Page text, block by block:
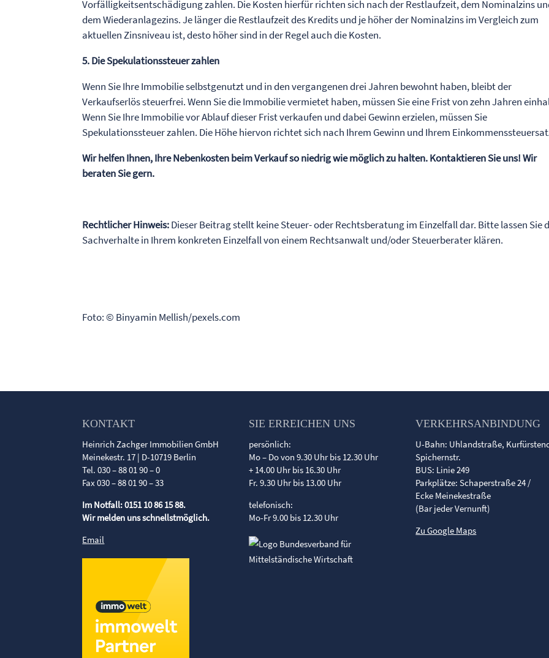
Vorfälligkeitsentschädigung zahlen. Die Kosten hierfür richten sich nach der Restlaufzeit, dem Nominalzins
dem Wiederanlagezins. Je länger die Restlaufzeit des Kredits und je höher der Nominalzins im Vergleich zum
aktuellen Zinsniveau ist, desto höher sind in der Regel auch die Kosten.
5. Die Spekulationssteuer zahlen
Wenn Sie Ihre Immobilie selbstgenutzt und in den vergangenen drei Jahren bewohnt haben, bleibt der
Verkaufserlös steuerfrei. Wenn Sie die Immobilie vermietet haben, müssen Sie eine Frist von zehn Jahren
Wenn Sie Ihre Immobilie vor Ablauf dieser Frist verkaufen und dabei Gewinn erzielen, müssen Sie
Spekulationssteuer zahlen. Die Höhe hiervon richtet sich nach Ihrem Gewinn und Ihrem
Wir helfen Ihnen, Ihre Nebenkosten beim Verkauf so niedrig wie möglich zu halten. Kontaktieren Sie uns! Wir
beraten Sie gern.
Rechtlicher Hinweis:Dieser Beitrag stellt keine Steuer- oder Rechtsberatung im Einzelfall dar. Bitte lassen Sie
Sachverhalte in Ihrem konkreten Einzelfall von einem Rechtsanwalt und/oder Steuerberater klären.
Foto: © Binyamin Mellish/pexels.com
KONTAKT
Heinrich Zachger Immobilien GmbH
Meinekestr. 17 | D-10719 Berlin
Tel. 030 – 88 01 90 – 0
Fax 030 – 88 01 90 – 33
Im Notfall: 0151 10 86 15 88.
Wir melden uns schnellstmöglich.
Email
SIE ERREICHEN UNS
persönlich:
Mo – Do von 9.30 Uhr bis 12.30 Uhr
+ 14.00 Uhr bis 16.30 Uhr
Fr. 9.30 Uhr bis 13.00 Uhr
telefonisch:
Mo-Fr 9.00 bis 12.30 Uhr
VERKEHRSANBINDUNG
U-Bahn: Uhlandstraße,
Spichernstr.
BUS: Linie 249
Parkplätze: Schaperstraße 24 /
Ecke Meinekestraße
(Bar jeder Vernunft)
Zu Google Maps